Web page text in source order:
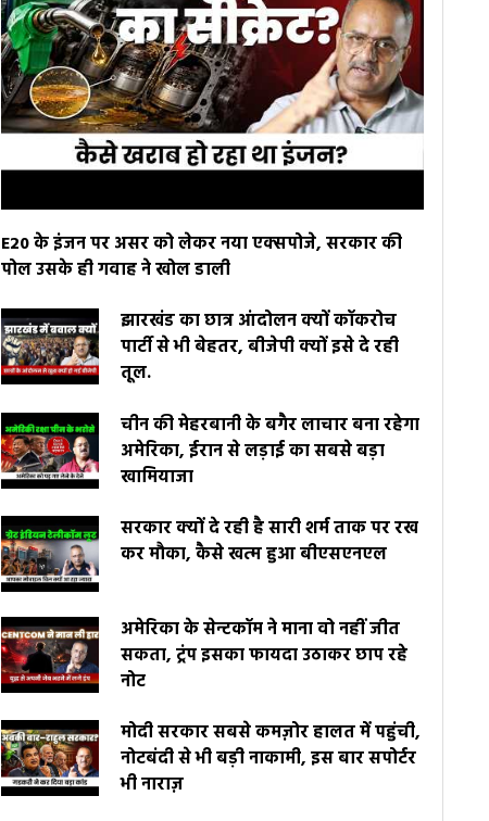
E20 के इंजन पर असर को लेकर नया एक्सपोजे, सरकार की
पोल उसके ही गवाह ने खोल डाली
झारखंड का छात्र आंदोलन क्यों कॉकरोच
पार्टी से भी बेहतर, बीजेपी क्यों इसे दे रही
तूल.
चीन की मेहरबानी के बगैर लाचार बना रहेगा
अमेरिका, ईरान से लड़ाई का सबसे बड़ा
खामियाजा
सरकार क्यों दे रही है सारी शर्म ताक पर रख
कर मौका, कैसे खत्म हुआ बीएसएनएल
अमेरिका के सेन्टकॉम ने माना वो नहीं जीत
सकता, ट्रंप इसका फायदा उठाकर छाप रहे
नोट
मोदी सरकार सबसे कमज़ोर हालत में पहुंची,
नोटबंदी से भी बड़ी नाकामी, इस बार सपोर्टर
भी नाराज़